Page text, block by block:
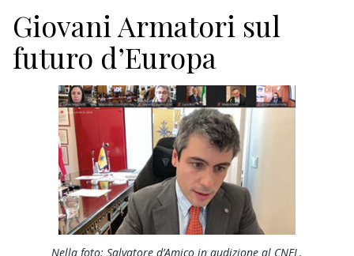
RICERCA
ECONOMIA
TURISMO
CULTURA
NAUTICA
EDITORIALI
Giovani Armatori sul
futuro d’Europa
Nella foto: Salvatore d’Amico in audizione al CNEL.